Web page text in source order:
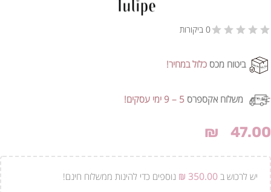
0 ביקורות
ביטוח מכס כלול במחיר!
משלוח אקספרס 5 – 9 ימי עסקים!
₪ 47.00
יש לרכוש ב ₪ 350.00 נוספים כדי להינות ממשלוח חינם!